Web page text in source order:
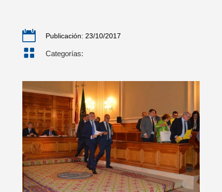
 Publicación: 23/10/2017
 Categorías: